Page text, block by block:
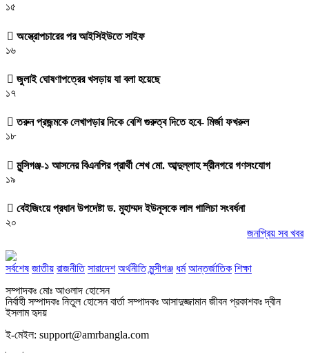
১৫
অস্ত্রোপচারের পর আইসিইউতে সাইফ
১৬
জুলাই ঘোষণাপত্রের খসড়ায় যা বলা হয়েছে
১৭
তরুন প্রজন্মকে লেখাপড়ার দিকে বেশি গুরুত্ব দিতে হবে- মির্জা ফখরুল
১৮
মুন্সিগঞ্জ-১ আসনের বিএনপির প্রার্থী শেখ মো. আব্দুল্লাহ শ্রীনগরে গণসংযোগ
১৯
বেইজিংয়ে প্রধান উপদেষ্টা ড. মুহাম্মদ ইউনূসকে লাল গালিচা সংবর্ধনা
২০
জনপ্রিয় সব খবর
সর্বশেষ জাতীয় রাজনীতি সারাদেশ অর্থনীতি মুন্সীগঞ্জ ধর্ম আন্তর্জাতিক শিক্ষা
সম্পাদকঃ মোঃ আওলাদ হোসেন
নির্বাহী সম্পাদকঃ নিতুল হোসেন বার্তা সম্পাদকঃ আসাদুজ্জামান জীবন প্রকাশকঃ দ্বীন
ইসলাম হৃদয়
ই-মেইল: support@amrbangla.com